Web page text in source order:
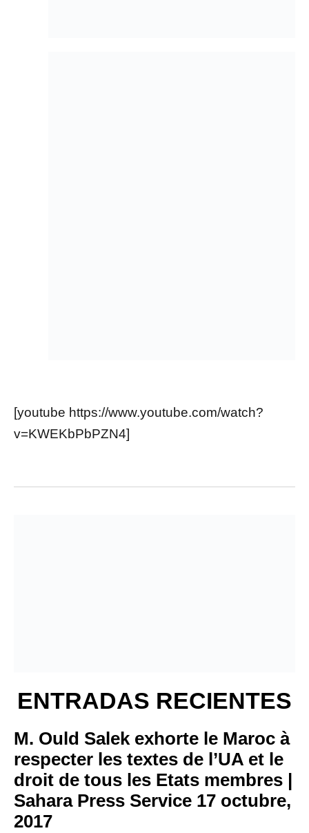
[youtube https://www.youtube.com/watch?
v=KWEKbPbPZN4]
ENTRADAS RECIENTES
M. Ould Salek exhorte le Maroc à
respecter les textes de l’UA et le
droit de tous les Etats membres |
Sahara Press Service 17 octubre,
2017